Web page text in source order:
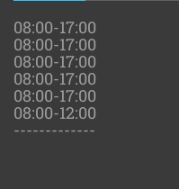
08:00-17:00
08:00-17:00
08:00-17:00
08:00-17:00
08:00-17:00
08:00-12:00
-------------